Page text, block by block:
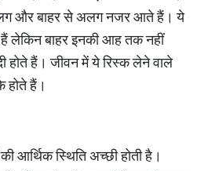
और बाहर से अलग नजर आते हैं। ये
लेकिन बाहर इनकी आह तक नहीं
होते हैं। जीवन में ये रिस्क लेने वाले
होते हैं।
आर्थिक स्थिति अच्छी होती है।